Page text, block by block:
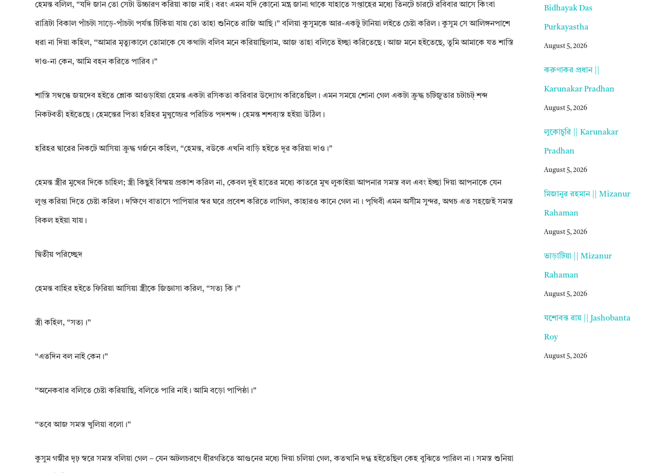
হেমন্ত বলিল, “যদি জান তো সেটা উচ্চারণ করিয়া কাজ নাই। বরং এমন যদি কোনো মন্ত্র জানা থাকে যাহাতে সপ্তাহের মধ্যে তিনটে চারটে রবিবার আসে কিংবা
রাত্রিটা বিকাল পাঁচটা সাড়ে-পাঁচটা পর্যন্ত টিকিয়া যায় তো তাহা শুনিতে রাজি আছি।” বলিয়া কুসুমকে আর-একটু টানিয়া লইতে চেষ্টা করিল। কুসুম সে আলিঙ্গনপাশে
ধরা না দিয়া কহিল, “আমার মৃত্যুকালে তোমাকে যে কথাটা বলিব মনে করিয়াছিলাম, আজ তাহা বলিতে ইচ্ছা করিতেছে। আজ মনে হইতেছে, তুমি আমাকে যত শাস্তি
দাও-না কেন, আমি বহন করিতে পারিব।”
শাস্তি সম্বন্ধে জয়দেব হইতে শ্লোক আওড়াইয়া হেমন্ত একটা রসিকতা করিবার উদ্যোগ করিতেছিল। এমন সময়ে শোনা গেল একটা ক্রুদ্ধ চটিজুতার চটাচট্ শব্দ
নিকটবতী হইতেছে। হেমন্তের পিতা হরিহর মুখুজ্জের পরিচিত পদশব্দ। হেমন্ত শশব্যস্ত হইয়া উঠিল।
হরিহর দ্বারের নিকটে আসিয়া ক্রুদ্ধ গর্জনে কহিল, “হেমন্ত, বউকে এখনি বাড়ি হইতে দূর করিয়া দাও।”
হেমন্ত স্ত্রীর মুখের দিকে চাহিল; স্ত্রী কিছুই বিস্ময় প্রকাশ করিল না, কেবল দুই হাতের মধ্যে কাতরে মুখ লুকাইয়া আপনার সমস্ত বল এবং ইচ্ছা দিয়া আপনাকে যেন
লুপ্ত করিয়া দিতে চেষ্টা করিল। দক্ষিণে বাতাসে পাপিয়ার স্বর ঘরে প্রবেশ করিতে লাগিল, কাহারও কানে গেল না। পৃথিবী এমন অসীম সুন্দর, অথচ এত সহজেই সমস্ত
বিকল হইয়া যায়।
দ্বিতীয় পরিচ্ছেদ
হেমন্ত বাহির হইতে ফিরিয়া আসিয়া স্ত্রীকে জিজ্ঞাসা করিল, “সত্য কি।”
স্ত্রী কহিল, “সত্য।”
“এতদিন বল নাই কেন।”
“অনেকবার বলিতে চেষ্টা করিয়াছি, বলিতে পারি নাই। আমি বড়ো পাপিষ্ঠা।”
“তবে আজ সমস্ত খুলিয়া বলো।”
কুসুম গম্ভীর দৃঢ় স্বরে সমস্ত বলিয়া গেল – যেন অটলচরণে ধীরগতিতে আগুনের মধ্যে দিয়া চলিয়া গেল, কতখানি দগ্ধ হইতেছিল কেহ বুঝিতে পারিল না। সমস্ত শুনিয়া
Bidhayak Das
Purkayastha
August 5, 2026
করুণাকর প্রধান ||
Karunakar Pradhan
August 5, 2026
লুকোচুরি || Karunakar
Pradhan
August 5, 2026
মিজানুর রহমান || Mizanur
Rahaman
August 5, 2026
ভাড়াটিয়া || Mizanur
Rahaman
August 5, 2026
যশোবন্ত রায় || Jashobanta
Roy
August 5, 2026